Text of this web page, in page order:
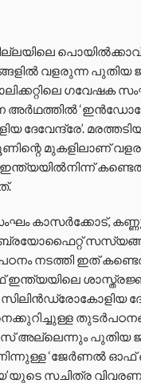
വളരുന്ന
ഗവേഷക
അർഥത്തിൽ
മുകളിലാണ്
കാസർക്കോട്,
ബ്രയോഫൈറ്റ്
നടത്തി ഇത്
അല്ലെന്നും
നിന്നുള്ള ‘ജേർണൽ
സചിത്ര വിവരണം